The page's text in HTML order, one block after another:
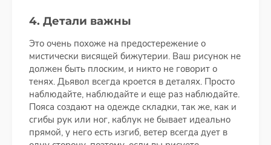
4. Детали важны
Это очень похоже на предостережение о
мистически висящей бижутерии. Ваш рисунок не
должен быть плоским, и никто не говорит о
тенях. Дьявол всегда кроется в деталях. Просто
наблюдайте, наблюдайте и еще раз наблюдайте.
Пояса создают на одежде складки, так же, как и
сгибы рук или ног, каблук не бывает идеально
прямой, у него есть изгиб, ветер всегда дует в